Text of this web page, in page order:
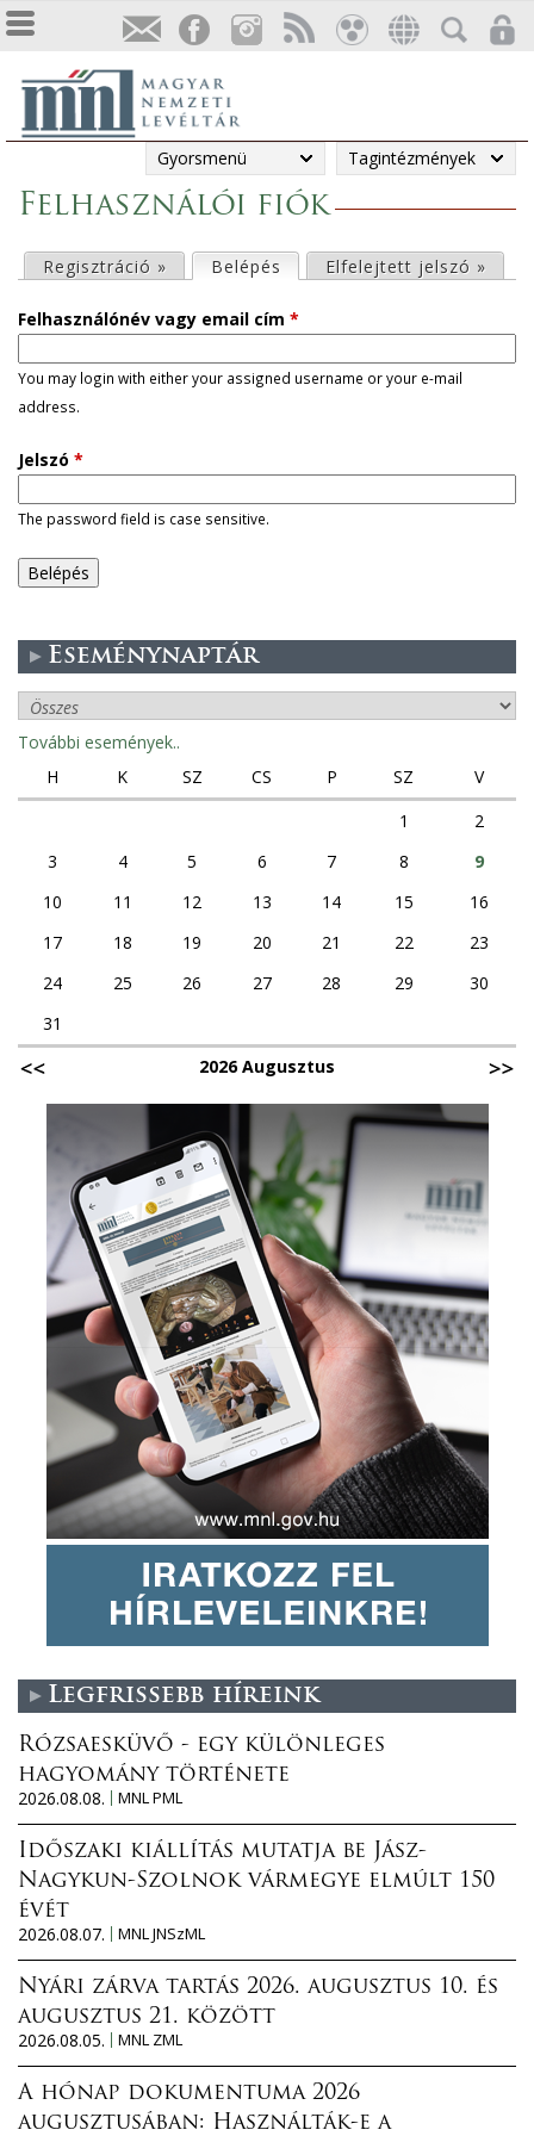
Gyorsmenü Tagintézmények
Felhasználói fiók
l
s
ő
d
l
e
e
s
Regisztráció » Belépés (aktív fül)Elfelejtett jelszó »
Felhasználónév vagy email cím *
You may login with either your assigned username or your e-mail
address.
Jelszó *
The password field is case sensitive.
Eseménynaptár
További események..
H
K SZ CS P SZ
V
1
2
3
4 5 6 7 8
9
10
11 12 13 14 15
16
17
18 19 20 21 22
23
24
25 26 27 28 29
30
31
2026 Augusztus
Legfrissebb híreink
Rózsaesküvő - egy különleges
hagyomány története
2026.08.08.
MNL PML
Időszaki kiállítás mutatja be Jász-
Nagykun-Szolnok vármegye elmúlt 150
évét
2026.08.07.
MNL JNSzML
Nyári zárva tartás 2026. augusztus 10. és
augusztus 21. között
2026.08.05.
MNL ZML
A hónap dokumentuma 2026
augusztusában: Használták-e a